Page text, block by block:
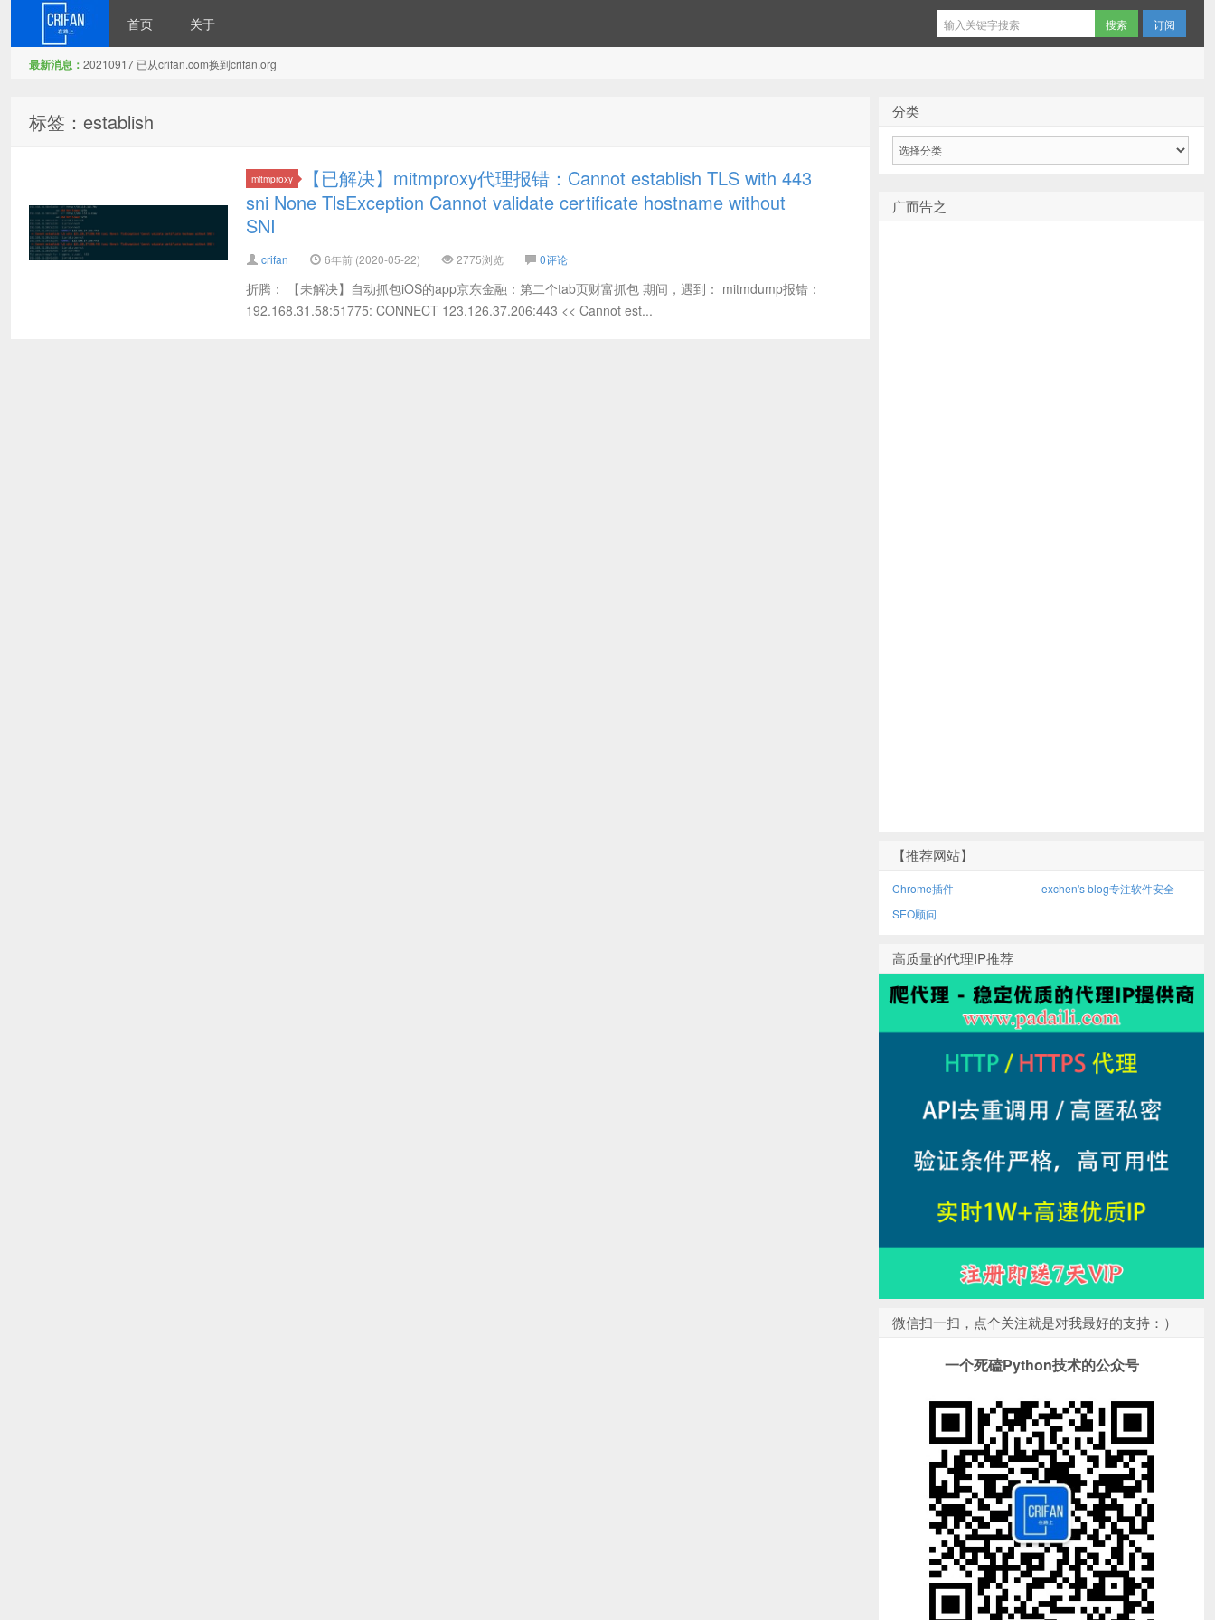
首页 关于 订阅
最新消息： 20210917 已从crifan.com换到crifan.org
标签：establish
mitmproxy
【已解决】mitmproxy代理报错：Cannot establish TLS with 443
sni None TlsException Cannot validate certificate hostname without
SNI
crifan 6年前 (2020-05-22) 2775浏览 0评论
折腾： 【未解决】自动抓包iOS的app京东金融：第二个tab页财富抓包 期间，遇到： mitmdump报错：
192.168.31.58:51775: CONNECT 123.126.37.206:443 << Cannot est...
分类
广而告之
【推荐网站】
Chrome插件
exchen's blog专注软件安全
SEO顾问
高质量的代理IP推荐
微信扫一扫，点个关注就是对我最好的支持：）
一个死磕Python技术的公众号